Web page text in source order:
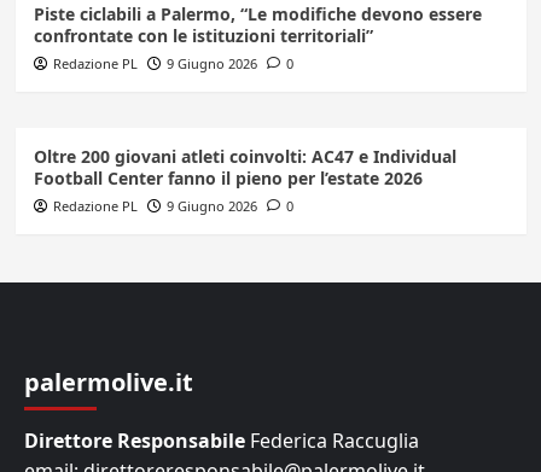
Piste ciclabili a Palermo, “Le modifiche devono essere
confrontate con le istituzioni territoriali”
Redazione PL 9 Giugno 2026 0
Oltre 200 giovani atleti coinvolti: AC47 e Individual
Football Center fanno il pieno per l’estate 2026
Redazione PL 9 Giugno 2026 0
palermolive.it
Direttore Responsabile Federica Raccuglia